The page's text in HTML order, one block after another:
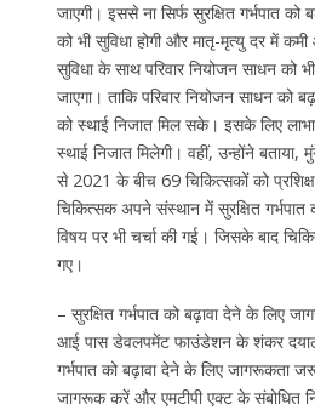
जाएगी। इससे ना सिर्फ सुरक्षित गर्भपात को
को भी सुविधा होगी और मातृ-मृत्यु दर में
सुविधा के साथ परिवार नियोजन साधन को
जाएगा। ताकि परिवार नियोजन साधन को
को स्थाई निजात मिल सके। इसके लिए
स्थाई निजात मिलेगी। वहीं, उन्होंने बताया,
से 2021 के बीच 69 चिकित्सकों को
चिकित्सक अपने संस्थान में सुरक्षित गर्भपात
विषय पर भी चर्चा की गई। जिसके बाद
गए।
– सुरक्षित गर्भपात को बढ़ावा देने के लिए
आई पास डेवलपमेंट फाउंडेशन के शंकर दयाल
गर्भपात को बढ़ावा देने के लिए जागरूकता
जागरूक करें और एमटीपी एक्ट के संबोधित